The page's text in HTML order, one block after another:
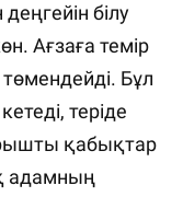
білу
Ағзаға темір
Бұл
теріде
қабықтар
адамның